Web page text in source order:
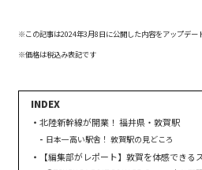
※この記事は2024年3月8日に公開した内容をアップデー
※価格は税込み表記です
北陸新幹線が開業！ 福井県・敦賀駅
日本一高い駅舎！ 敦賀駅の見どころ
【編集部がレポート】敦賀を体感できる